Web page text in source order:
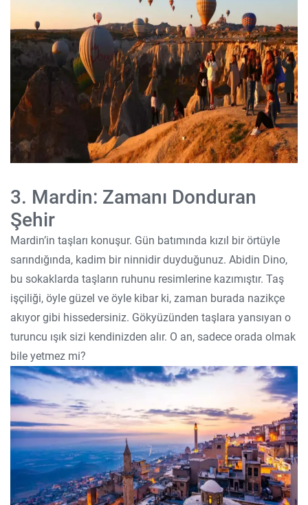
3. Mardin: Zamanı Donduran
Şehir
Mardin’in taşları konuşur. Gün batımında kızıl bir örtüyle
sarındığında, kadim bir ninnidir duyduğunuz. Abidin Dino,
bu sokaklarda taşların ruhunu resimlerine kazımıştır. Taş
işçiliği, öyle güzel ve öyle kibar ki, zaman burada nazikçe
akıyor gibi hissedersiniz. Gökyüzünden taşlara yansıyan o
turuncu ışık sizi kendinizden alır. O an, sadece orada olmak
bile yetmez mi?